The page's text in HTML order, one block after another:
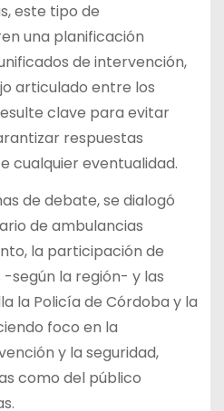
este tipo de
una planificación
de intervención,
articulado entre los
clave para evitar
respuestas
cualquier eventualidad.
de debate, se dialogó
de ambulancias
la participación de
según la región- y las
la Policía de Córdoba y la
foco en la
y la seguridad,
como del público